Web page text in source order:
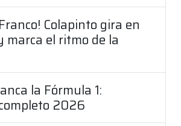
Colapinto gira en
marca el ritmo de la
la Fórmula 1:
2026